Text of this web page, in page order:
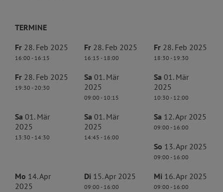
TERMINE
Fr 28. Feb 2025
16:00 - 16:15
Fr 28. Feb 2025
16:15 - 18:00
Fr28. Feb 2025
18:30 - 19:30
Fr 28. Feb 2025
19:30 - 20:30
Sa 01. Mär
2025
09:00 - 10:15
Sa 01. Mär
2025
10:30 - 12:00
Sa 01. Mär
2025
13:30 - 14:30
Sa 01. Mär
2025
14:45 - 16:00
Sa 12. Apr 2025
09:00 - 16:00
So 13. Apr 2025
09:00 - 16:00
Mo 14. Apr
2025
Di 15. Apr 2025
09:00 - 16:00
Mi 16. Apr 2025
09:00 - 16:00